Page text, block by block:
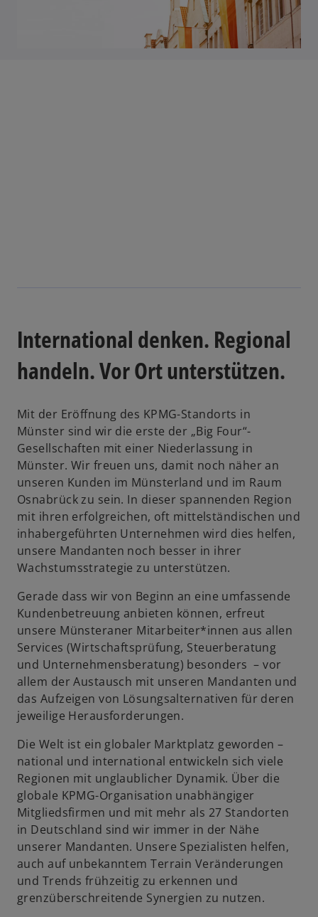
International denken. Regional
handeln. Vor Ort unterstützen.
Mit der Eröffnung des KPMG-Standorts in
Münster sind wir die erste der „Big Four“-
Gesellschaften mit einer Niederlassung in
Münster. Wir freuen uns, damit noch näher an
unseren Kunden im Münsterland und im Raum
Osnabrück zu sein. In dieser spannenden Region
mit ihren erfolgreichen, oft mittelständischen und
inhabergeführten Unternehmen wird dies helfen,
unsere Mandanten noch besser in ihrer
Wachstumsstrategie zu unterstützen.
Gerade dass wir von Beginn an eine umfassende
Kundenbetreuung anbieten können, erfreut
unsere Münsteraner Mitarbeiter*innen aus allen
Services (Wirtschaftsprüfung, Steuerberatung
und Unternehmensberatung) besonders – vor
allem der Austausch mit unseren Mandanten und
das Aufzeigen von Lösungsalternativen für deren
jeweilige Herausforderungen.
Die Welt ist ein globaler Marktplatz geworden –
national und international entwickeln sich viele
Regionen mit unglaublicher Dynamik. Über die
globale KPMG-Organisation unabhängiger
Mitgliedsfirmen und mit mehr als 27 Standorten
in Deutschland sind wir immer in der Nähe
unserer Mandanten. Unsere Spezialisten helfen,
auch auf unbekanntem Terrain Veränderungen
und Trends frühzeitig zu erkennen und
grenzüberschreitende Synergien zu nutzen.